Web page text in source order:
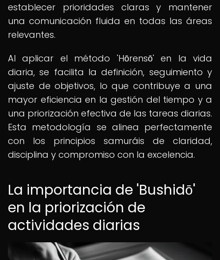
establecer prioridades claras y mantener
una comunicación fluida en todas las áreas
relevantes.
Al aplicar el método 'Hōrensō' en la vida
diaria, se facilita la definición, seguimiento y
ajuste de objetivos, lo que contribuye a una
mayor eficiencia en la gestión del tiempo y a
una priorización efectiva de las tareas diarias.
Esta metodología se alinea perfectamente
con los principios samuráis de claridad,
disciplina y compromiso con la excelencia.
La importancia de 'Bushidō'
en la priorización de
actividades diarias